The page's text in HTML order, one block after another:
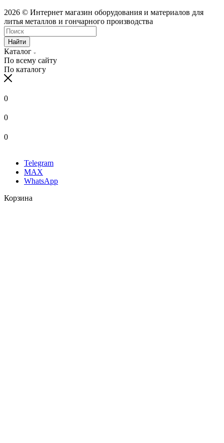
2026 © Интернет магазин оборудования и материалов для
литья металлов и гончарного производства
Найти
Каталог
По всему сайту
По каталогу
0
0
0
Telegram
MAX
WhatsApp
Корзина